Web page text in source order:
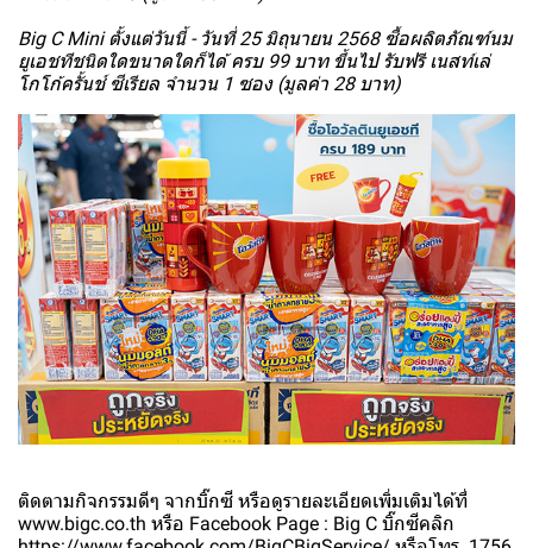
Big C Mini ตั้งแต่วันนี้ - วันที่ 25 มิถุนายน 2568 ซื้อผลิตภัณฑ์นม
ยูเอชทีชนิดใดขนาดใดก็ได้ ครบ 99 บาท ขึ้นไป รับฟรี เนสท์เล่
โกโก้ครั้นช์ ซีเรียล จำนวน 1 ซอง (มูลค่า 28 บาท)
ติดตามกิจกรรมดีๆ จากบิ๊กซี หรือดูรายละเอียดเพิ่มเติมได้ที่
www.bigc.co.th หรือ Facebook Page : Big C บิ๊กซีคลิก